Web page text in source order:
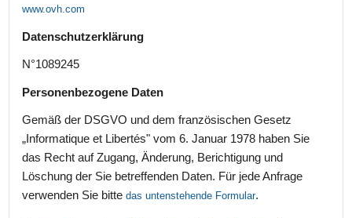
www.ovh.com
Datenschutzerklärung
N°1089245
Personenbezogene Daten
Gemäß der DSGVO und dem französischen Gesetz
„Informatique et Libertés" vom 6. Januar 1978 haben Sie
das Recht auf Zugang, Änderung, Berichtigung und
Löschung der Sie betreffenden Daten. Für jede Anfrage
verwenden Sie bittedas untenstehende Formular.